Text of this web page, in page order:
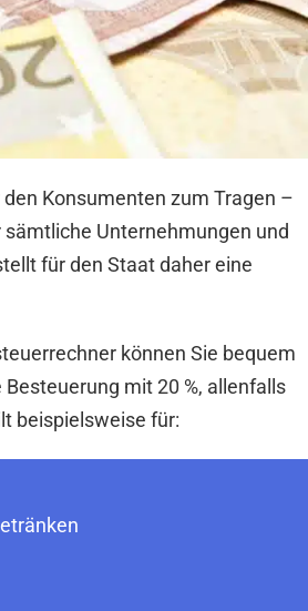
Konsumenten zum Tragen –
Unternehmungen und
für den Staat daher eine
können Sie bequem
mit 20 %, allenfalls
beispielsweise für: